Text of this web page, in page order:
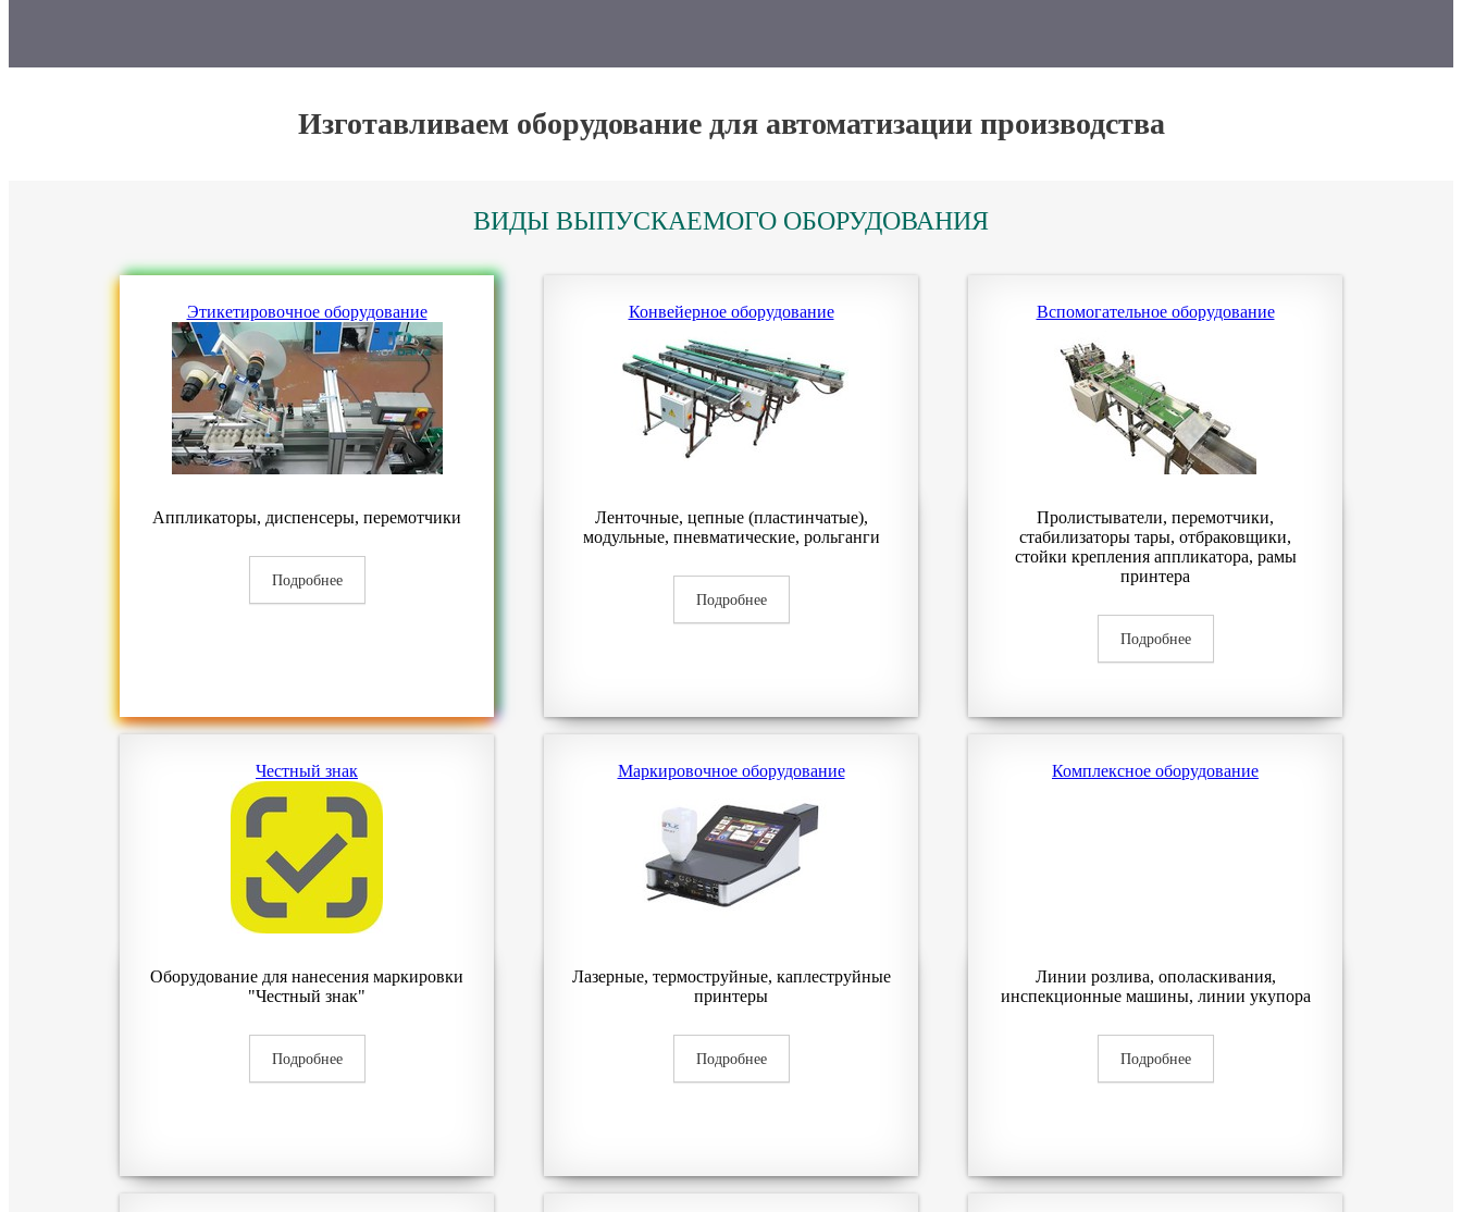
Изготавливаем оборудование для автоматизации производства
ВИДЫ ВЫПУСКАЕМОГО ОБОРУДОВАНИЯ
Этикетировочное оборудование
Аппликаторы, диспенсеры, перемотчики
Подробнее
Конвейерное оборудование
Ленточные, цепные (пластинчатые),
модульные, пневматические, рольганги
Подробнее
Вспомогательное оборудование
Пролистыватели, перемотчики,
стабилизаторы тары, отбраковщики,
стойки крепления аппликатора, рамы
принтера
Подробнее
Честный знак
Оборудование для нанесения маркировки
"Честный знак"
Подробнее
Маркировочное оборудование
Лазерные, термоструйные, каплеструйные
принтеры
Подробнее
Комплексное оборудование
Линии розлива, ополаскивания,
инспекционные машины, линии укупора
Подробнее